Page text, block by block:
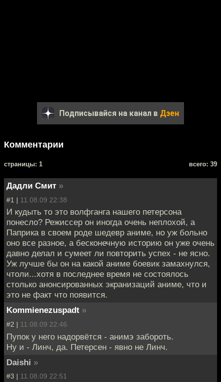
Подписывайся на канал в Дзен
Комментарии
cтраницы: 1 всего: 39
Дадли Смит »
#1 | 11.08.09 22:38
И кудыть то это волфганга нашего петерсона
понесло? Режиссер он иногда очень неплохой, а
Паприка в своем роде шедевр аниме, но уж больно
оно все разное, а бесконечную историю он уже очень
давно делал и сумеет ли повторить успех - не ясно.
Уж лучше бы он на какой аниме боевик замахнулся,
чтоли...хотя в последнее время не состоялось
столько анонсированных экранизаций аниме, что и
это не факт что появится.
Kommienezuspadt »
#2 | 11.08.09 22:46
Пупок у него надорвётся - анимэ забороть.
Ну и - Линч, да. Петерсен - явно не Линч.
Daishi »
#3 | 11.08.09 22:51